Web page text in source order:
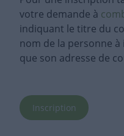
votre demande à
indiquant le titre du
nom de la personne à
que son adresse de
Inscription